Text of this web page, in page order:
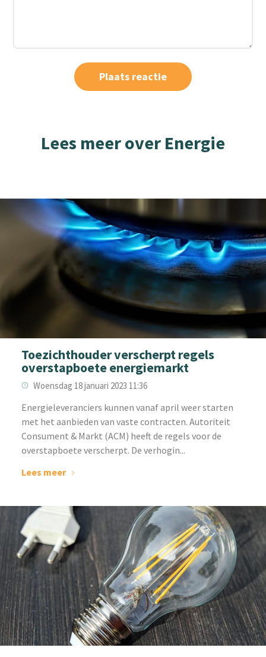
Lees meer over Energie
Toezichthouder verscherpt regels
overstapboete energiemarkt
Woensdag 18 januari 2023 11:36
‌Energieleveranciers kunnen vanaf april weer starten
met het aanbieden van vaste contracten. Autoriteit
Consument & Markt (ACM) heeft de regels voor de
overstapboete verscherpt. De verhogin...
Lees meer